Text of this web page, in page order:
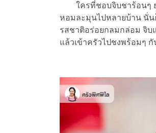
ใครที่ชอบจิบชาร้อนๆ ยา
หอมละมุนไปหลายบ้าน นั่
รสชาติอร่อยกลมกล่อม จิบ
แล้วเข้าครัวไปชงพร้อมๆ กั